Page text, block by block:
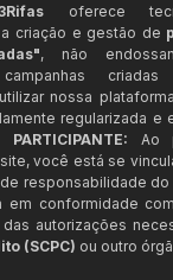
oferece
criação e gestão de
, não
nossa
regularizada e
PARTICIPANTE: Ao
você está se
de responsabilidade
em conformidade
autorizações
(SCPC) ou outro